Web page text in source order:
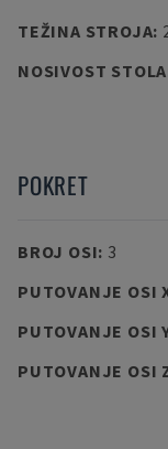
TEŽINA STROJA:
NOSIVOST STOLA
POKRET
BROJ OSI: 3
PUTOVANJE OSI
PUTOVANJE OSI
PUTOVANJE OSI